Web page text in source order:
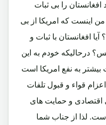
را بی ثبات
اینست که امریکا از بی
افغانستان با ثبات و
درحالیکه خودم به این
بیشتر به نفع امریکا است
قواء و قبول تلفات
و حمایت های
لذا از جناب شما